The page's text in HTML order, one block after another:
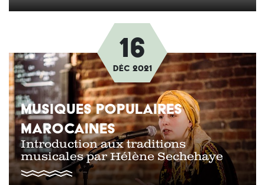
16
déc 2021
MUSIQUES POPULAIRES
MAROCAINES
Introduction aux traditions
musicales par Hélène Sechehaye
Afbeelding